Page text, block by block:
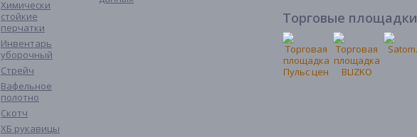
Химически
стойкие
перчатки
Инвентарь
уборочный
Стрейч
Вафельное
полотно
Скотч
ХБ рукавицы
Торговые площадки